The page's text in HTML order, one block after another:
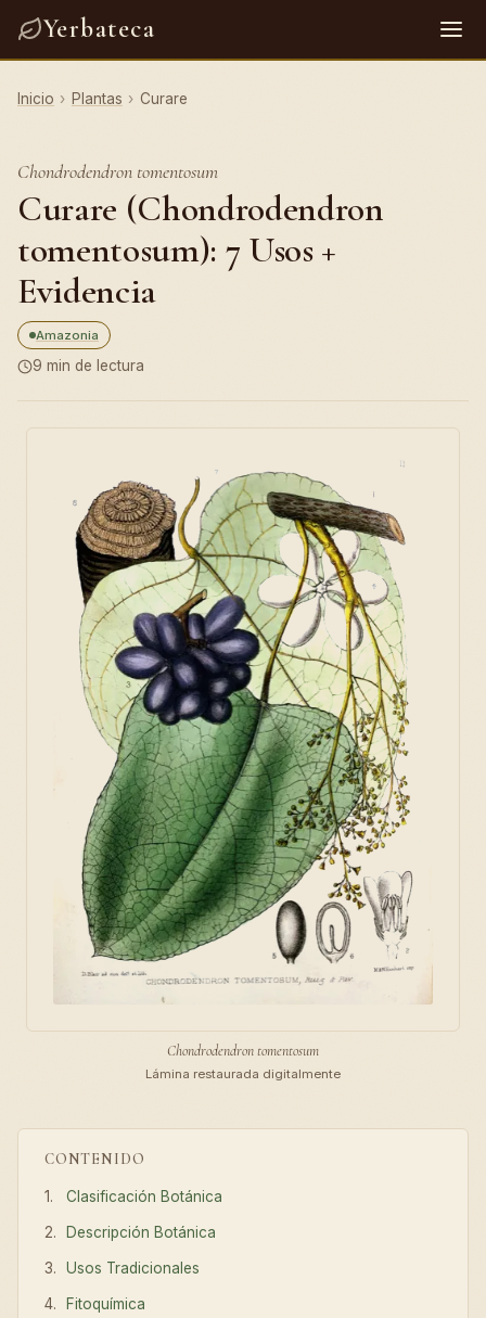
Yerbateca
Inicio › Plantas › Curare
Chondrodendron tomentosum
Curare (Chondrodendron
tomentosum): 7 Usos +
Evidencia
Amazonia
9 min de lectura
CONTENIDO
Clasificación Botánica
Descripción Botánica
Usos Tradicionales
Fitoquímica
Chondrodendron tomentosum
Lámina restaurada digitalmente